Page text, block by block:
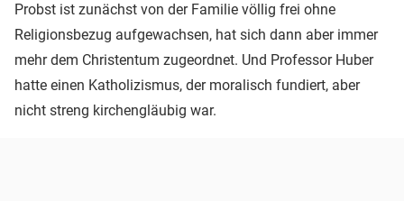
Probst ist zunächst von der Familie völlig frei ohne
Religionsbezug aufgewachsen, hat sich dann aber immer
mehr dem Christentum zugeordnet. Und Professor Huber
hatte einen Katholizismus, der moralisch fundiert, aber
nicht streng kirchengläubig war.